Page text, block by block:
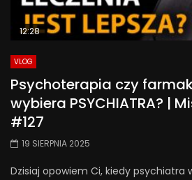
12:28
VLOG
Psychoterapia czy
wybiera PSYCHIATRA? |
#127
19 SIERPNIA 2025
Dzisiaj opowiem Ci, kiedy psychiatra